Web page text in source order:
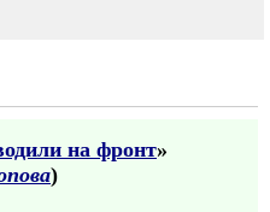
на фронт»
)